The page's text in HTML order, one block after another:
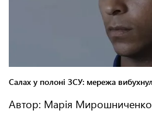
Автор: Марія Мирошниченко